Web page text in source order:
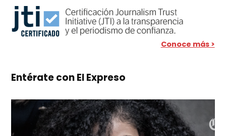
Conoce más >
Entérate con El Expreso